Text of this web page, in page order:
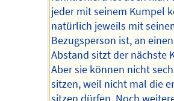
jeder mit seinem Kumpel
natürlich jeweils mit
Bezugsperson ist, an
Abstand sitzt der nächste
Aber sie können nicht
sitzen, weil nicht mal die